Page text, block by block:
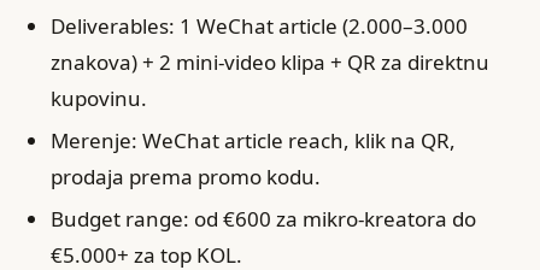
Deliverables: 1 WeChat article (2.000–3.000
znakova) + 2 mini-video klipa + QR za direktnu
kupovinu.
Merenje: WeChat article reach, klik na QR,
prodaja prema promo kodu.
Budget range: od €600 za mikro-kreatora do
€5.000+ za top KOL.